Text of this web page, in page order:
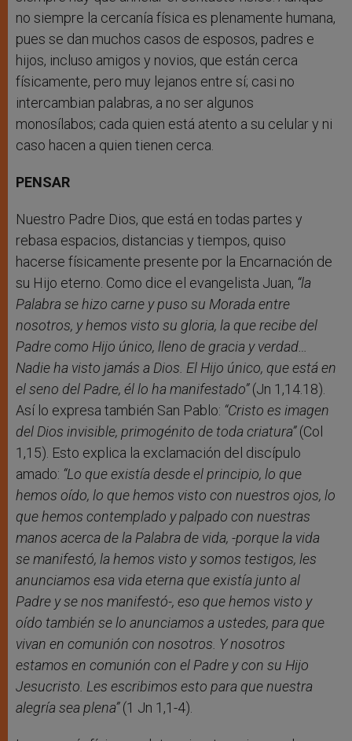
no siempre la cercanía física es plenamente humana,
pues se dan muchos casos de esposos, padres e
hijos, incluso amigos y novios, que están cerca
físicamente, pero muy lejanos entre sí; casi no
intercambian palabras, a no ser algunos
monosílabos; cada quien está atento a su celular y ni
caso hacen a quien tienen cerca.
PENSAR
Nuestro Padre Dios, que está en todas partes y
rebasa espacios, distancias y tiempos, quiso
hacerse físicamente presente por la Encarnación de
su Hijo eterno. Como dice el evangelista Juan, “la
Palabra se hizo carne y puso su Morada entre
nosotros, y hemos visto su gloria, la que recibe del
Padre como Hijo único, lleno de gracia y verdad…
Nadie ha visto jamás a Dios. El Hijo único, que está en
el seno del Padre, él lo ha manifestado”(Jn 1,14.18).
Así lo expresa también San Pablo: “Cristo es imagen
del Dios invisible, primogénito de toda criatura”(Col
1,15). Esto explica la exclamación del discípulo
amado: “Lo que existía desde el principio, lo que
hemos oído, lo que hemos visto con nuestros ojos, lo
que hemos contemplado y palpado con nuestras
manos acerca de la Palabra de vida, -porque la vida
se manifestó, la hemos visto y somos testigos, les
anunciamos esa vida eterna que existía junto al
Padre y se nos manifestó-, eso que hemos visto y
oído también se lo anunciamos a ustedes, para que
vivan en comunión con nosotros. Y nosotros
estamos en comunión con el Padre y con su Hijo
Jesucristo. Les escribimos esto para que nuestra
alegría sea plena”(1 Jn 1,1-4).